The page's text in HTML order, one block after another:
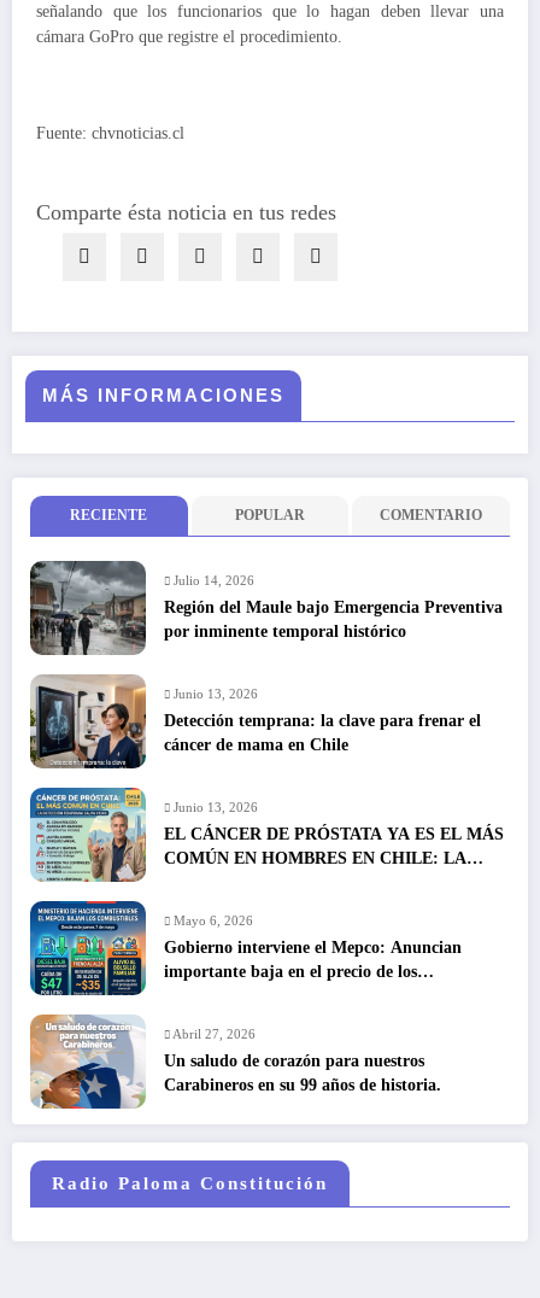
señalando que los funcionarios que lo hagan deben llevar una
cámara GoPro que registre el procedimiento.
Fuente: chvnoticias.cl
Comparte ésta noticia en tus redes
MÁS INFORMACIONES
RECIENTE POPULAR COMENTARIO
Julio 14, 2026
Región del Maule bajo Emergencia Preventiva
por inminente temporal histórico
Junio 13, 2026
Detección temprana: la clave para frenar el
cáncer de mama en Chile
Junio 13, 2026
EL CÁNCER DE PRÓSTATA YA ES EL MÁS
COMÚN EN HOMBRES EN CHILE: LA
Mayo 6, 2026
Gobierno interviene el Mepco: Anuncian
importante baja en el precio de los
Abril 27, 2026
Un saludo de corazón para nuestros
Carabineros en su 99 años de historia.
Radio Paloma Constitución